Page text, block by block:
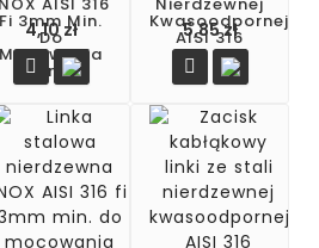
Fi 3mm Min.
Do
Mocowania
Pomp
4,10 złCena

Kwasoodpornej
AISI 316
5,85 złCena
